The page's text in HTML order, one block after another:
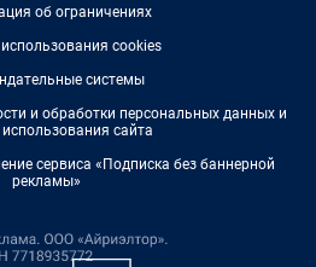
об ограничениях
cookies
системы
и обработки персональных данных и
сайта
сервиса «Подписка без баннерной
рекламы»